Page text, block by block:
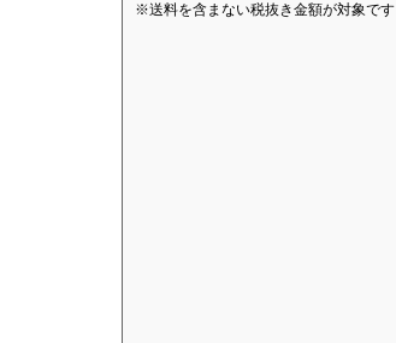
※送料を含まない税抜き金額が対象です